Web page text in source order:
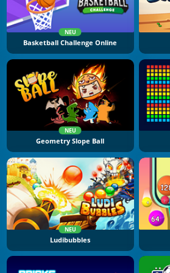
NEU
Basketball Challenge Online
NEU
Geometry Slope Ball
NEU
Ludibubbles